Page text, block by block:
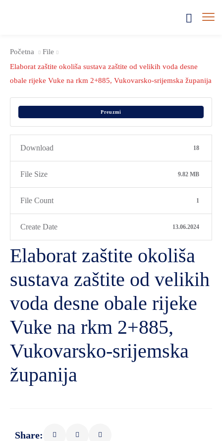
Početna
File
Elaborat zaštite okoliša sustava zaštite od velikih voda desne
obale rijeke Vuke na rkm 2+885, Vukovarsko-srijemska županija
Preuzmi
Download 18
File Size 9.82 MB
File Count 1
Create Date 13.06.2024
Elaborat zaštite okoliša
sustava zaštite od velikih
voda desne obale rijeke
Vuke na rkm 2+885,
Vukovarsko-srijemska
županija
Share: